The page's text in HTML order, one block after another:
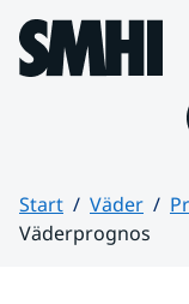
Hoppa till sidans
Start Väder
Väderprognos